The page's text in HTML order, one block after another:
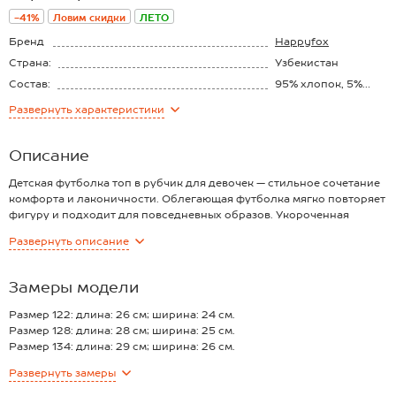
-41% Ловим скидки ЛЕТО
Бренд
Happyfox
Страна:
Узбекистан
Состав:
95% xлопок, 5%
Материал:
Развернуть характеристики
Описание
Детская футболка топ в рубчик для девочек — стильное сочетание
комфорта и лаконичности. Облегающая футболка мягко повторяет
фигуру и подходит для повседневных образов. Укороченная
характерной рубчатой текстурой.
приятная к телу;
— базовая футболка из трикотажа лапша отличается мягкостью и
долговечностью (плотность 240 г/м2);
— усиленный ворот увеличивает прочность;
сочетается с любым низом;
Развернуть описание
Замеры модели
Размер 122: длина: 26 см; ширина: 24 см.
Размер 128: длина: 28 см; ширина: 25 см.
Размер 134: длина: 29 см; ширина: 26 см.
Размер 146: длина: 32 см; ширина: 29 см.
Развернуть замеры